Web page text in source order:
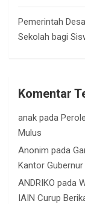
Pemerintah
Sekolah bagi
Komentar
anak pada
Mulus
Anonim pada
Kantor Gubernur
ANDRIKO pada
IAIN Curup